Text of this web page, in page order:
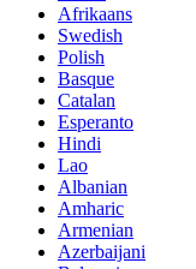
Afrikaans
Swedish
Polish
Basque
Catalan
Esperanto
Hindi
Lao
Albanian
Amharic
Armenian
Azerbaijani